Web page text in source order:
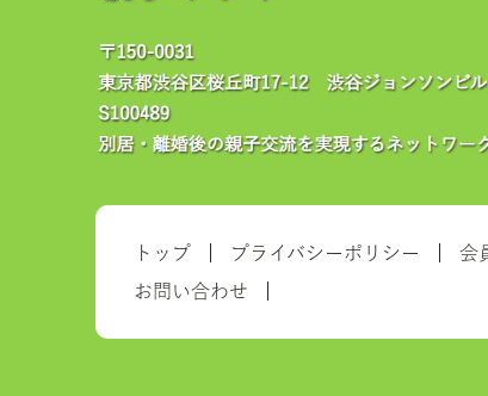
トップ プライバシーポリシー 会
お問い合わせ